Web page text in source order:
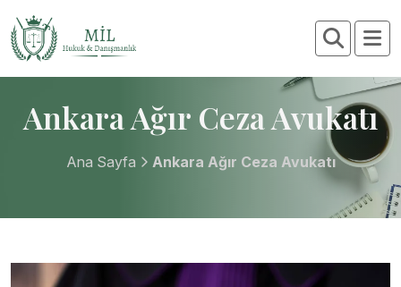
Ankara Ağır Ceza Avukatı
Ana Sayfa Ankara Ağır Ceza Avukatı